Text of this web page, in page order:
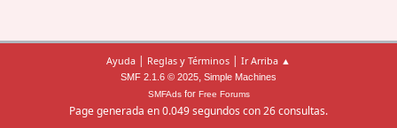
Ayuda | Reglas y Términos | Ir Arriba ▲
SMF 2.1.6 © 2025, Simple Machines
SMFAdsfor Free Forums
Page generada en 0.049 segundos con 26 consultas.